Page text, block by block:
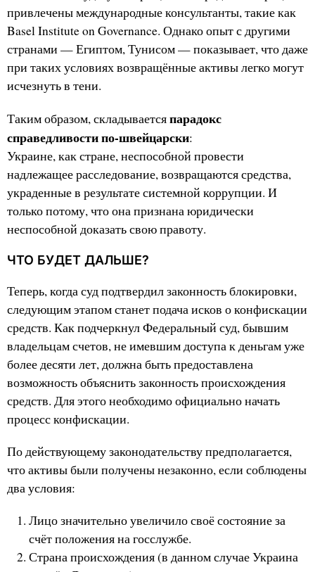
привлечены международные консультанты, такие как
Basel Institute on Governance. Однако опыт с другими
странами — Египтом, Тунисом — показывает, что даже
при таких условиях возвращённые активы легко могут
исчезнуть в тени.
Таким образом, складываетсяпарадокс
справедливости по-швейцарски:
Украине, как стране, неспособной провести
надлежащее расследование, возвращаются средства,
украденные в результате системной коррупции. И
только потому, что она признана юридически
неспособной доказать свою правоту.
ЧТО БУДЕТ ДАЛЬШЕ?
Теперь, когда суд подтвердил законность блокировки,
следующим этапом станет подача исков о конфискации
средств. Как подчеркнул Федеральный суд, бывшим
владельцам счетов, не имевшим доступа к деньгам уже
более десяти лет, должна быть предоставлена
возможность объяснить законность происхождения
средств. Для этого необходимо официально начать
процесс конфискации.
По действующему законодательству предполагается,
что активы были получены незаконно, если соблюдены
два условия:
Лицо значительно увеличило своё состояние за
счёт положения на госслужбе.
Страна происхождения (в данном случае Украина